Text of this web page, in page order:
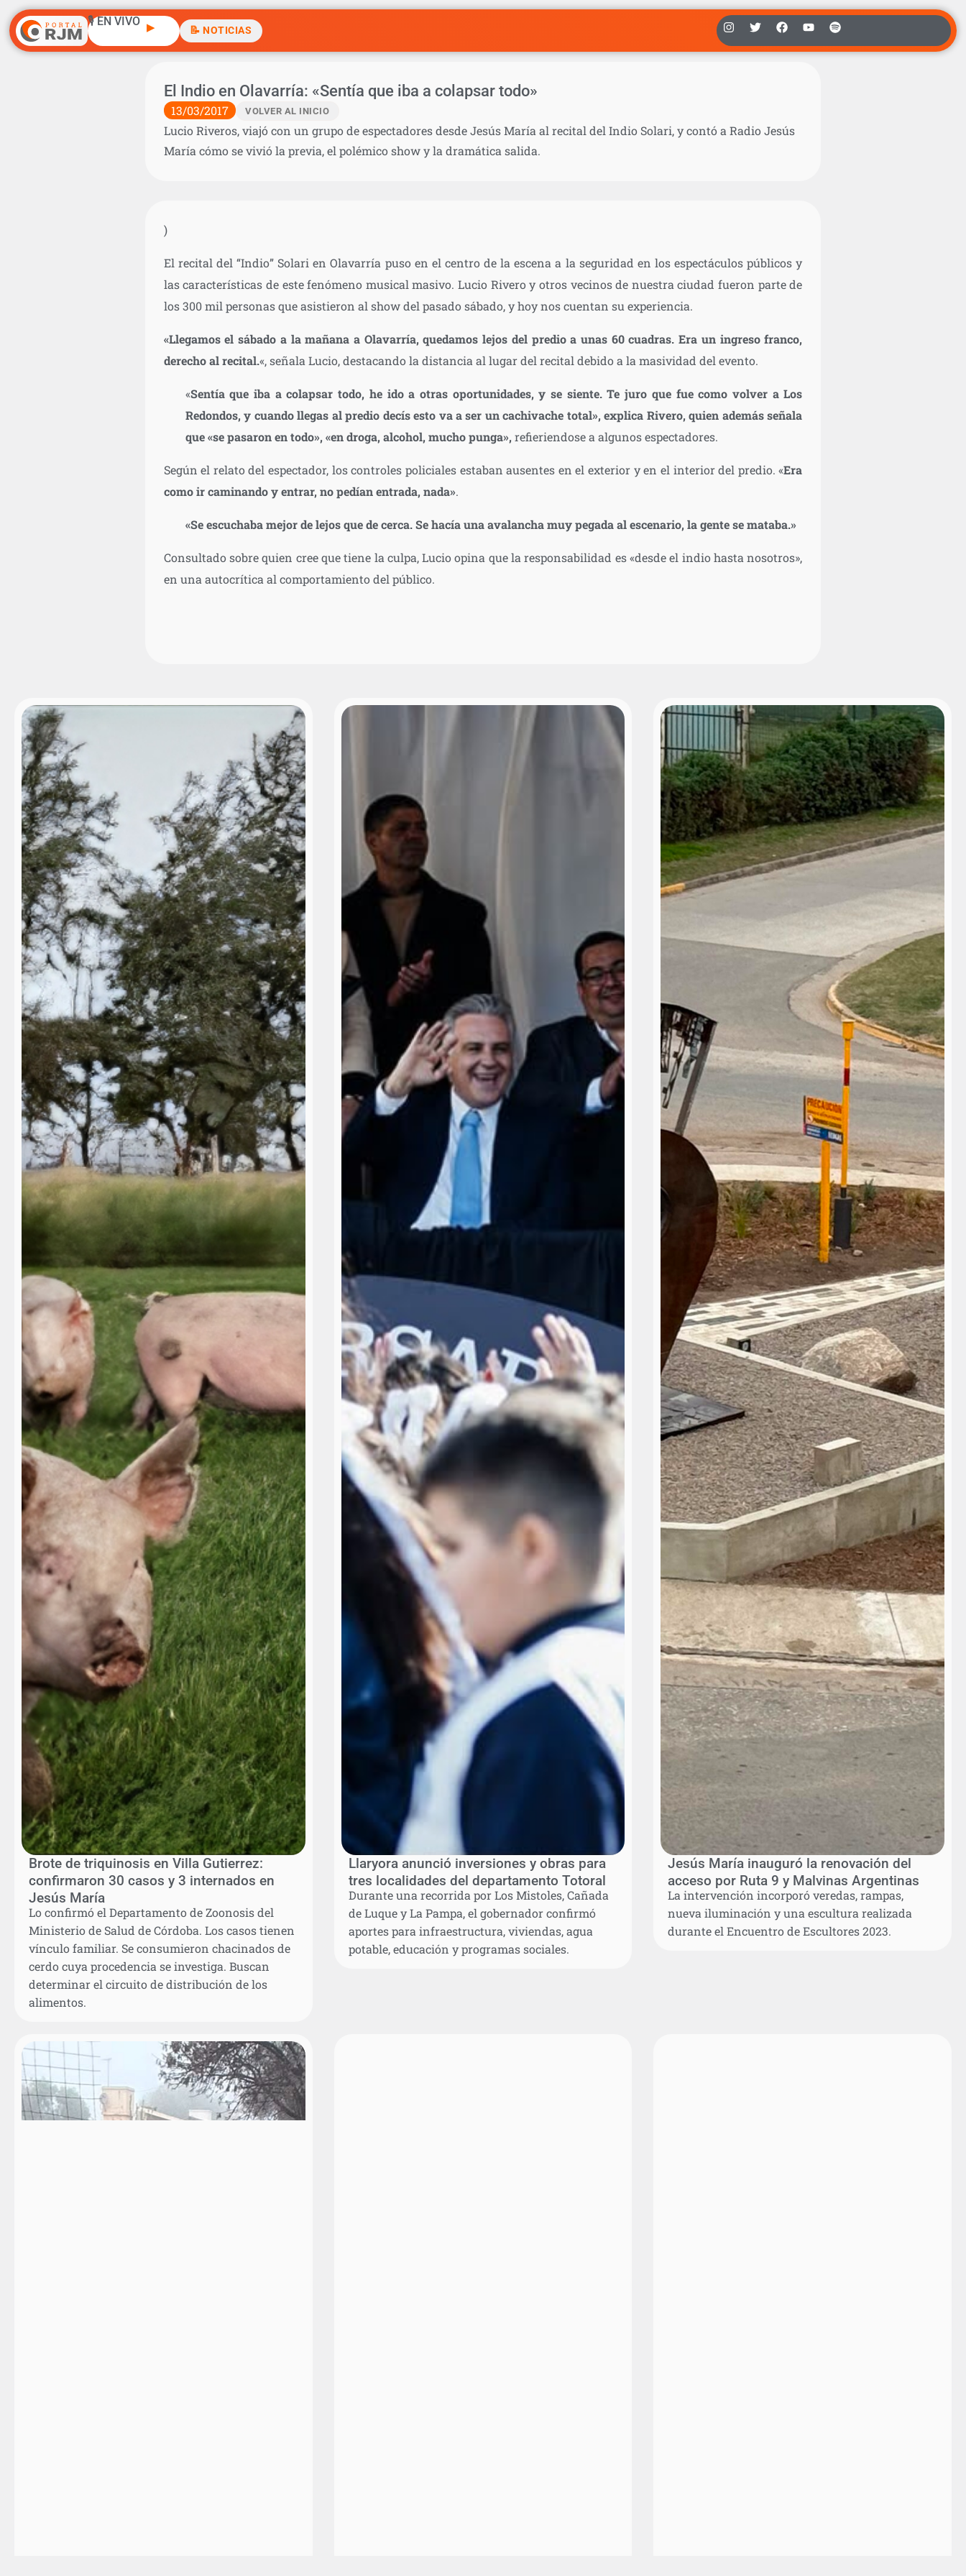
🎙️ EN VIVO ▶ 📝 NOTICIAS
El Indio en Olavarría: «Sentía que iba a colapsar todo»
13/03/2017 VOLVER AL INICIO
Lucio Riveros, viajó con un grupo de espectadores desde Jesús María al recital del Indio Solari, y contó a Radio Jesús
María cómo se vivió la previa, el polémico show y la dramática salida.
)
El recital del “Indio” Solari en Olavarría puso en el centro de la escena a la seguridad en los espectáculos públicos y
las características de este fenómeno musical masivo. Lucio Rivero y otros vecinos de nuestra ciudad fueron parte de
los 300 mil personas que asistieron al show del pasado sábado, y hoy nos cuentan su experiencia.
«Llegamos el sábado a la mañana a Olavarría, quedamos lejos del predio a unas 60 cuadras. Era un ingreso franco,
derecho al recital.«, señala Lucio, destacando la distancia al lugar del recital debido a la masividad del evento.
«Sentía que iba a colapsar todo, he ido a otras oportunidades, y se siente. Te juro que fue como volver a Los
Redondos, y cuando llegas al predio decís esto va a ser un cachivache total», explica Rivero, quien además señala
que «se pasaron en todo», «en droga, alcohol, mucho punga», refieriendose a algunos espectadores.
Según el relato del espectador, los controles policiales estaban ausentes en el exterior y en el interior del predio. «Era
como ir caminando y entrar, no pedían entrada, nada».
«Se escuchaba mejor de lejos que de cerca. Se hacía una avalancha muy pegada al escenario, la gente se mataba.»
Consultado sobre quien cree que tiene la culpa, Lucio opina que la responsabilidad es «desde el indio hasta nosotros»,
en una autocrítica al comportamiento del público.
Brote de triquinosis en Villa Gutierrez:
confirmaron 30 casos y 3 internados en
Jesús María
Lo confirmó el Departamento de Zoonosis del
Ministerio de Salud de Córdoba. Los casos tienen
vínculo familiar. Se consumieron chacinados de
cerdo cuya procedencia se investiga. Buscan
determinar el circuito de distribución de los
alimentos.
Llaryora anunció inversiones y obras para
tres localidades del departamento Totoral
Durante una recorrida por Los Mistoles, Cañada
de Luque y La Pampa, el gobernador confirmó
aportes para infraestructura, viviendas, agua
potable, educación y programas sociales.
Jesús María inauguró la renovación del
acceso por Ruta 9 y Malvinas Argentinas
La intervención incorporó veredas, rampas,
nueva iluminación y una escultura realizada
durante el Encuentro de Escultores 2023.